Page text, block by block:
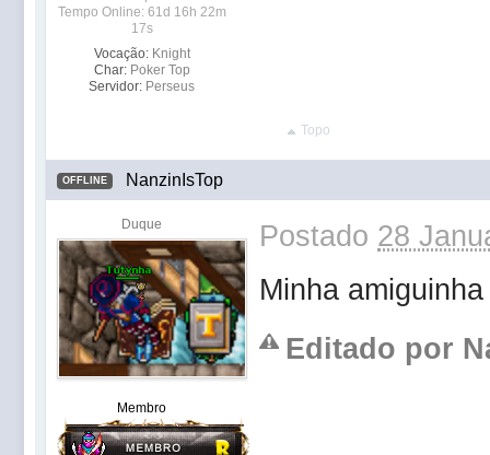
Tempo Online: 61d 16h 22m
17s
Vocação: Knight
Char: Poker Top
Servidor: Perseus
Topo
OFFLINE NanzinIsTop
Duque
Membro
Postado 28
Minha
Editado por